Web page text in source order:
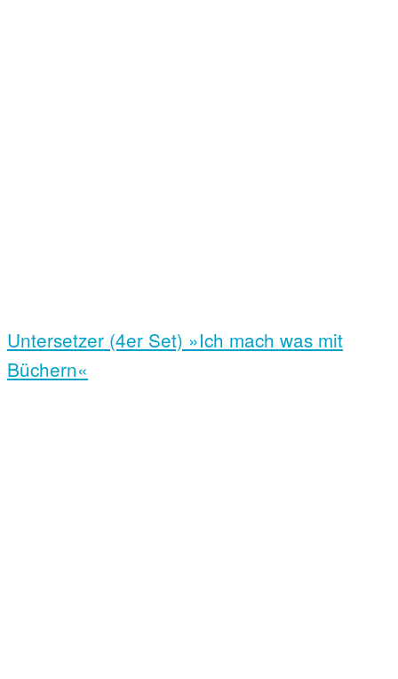
Untersetzer (4er Set) »Ich mach was mit
Büchern«